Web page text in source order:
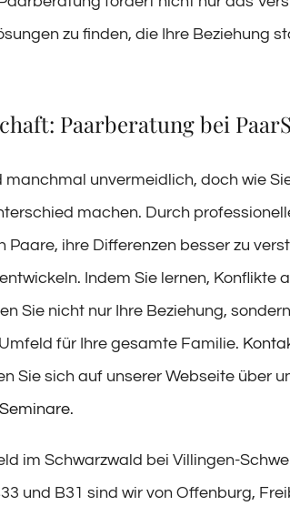
zu finden, die Ihre Beziehung
Paarberatung bei
unvermeidlich, doch wie
machen. Durch
Paare, ihre Differenzen besser zu
Indem Sie lernen, Konflikte
Sie nicht nur Ihre Beziehung, sondern
für Ihre gesamte Familie.
Sie sich auf unserer Webseite über
Seminare.
im Schwarzwald bei Villingen-
und B31 sind wir von Offenburg,